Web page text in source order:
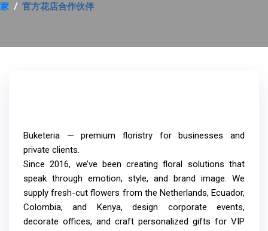
家 官方花店合作伙伴
Buketeria — premium floristry for businesses and
private clients.
Since 2016, we’ve been creating floral solutions that
speak through emotion, style, and brand image. We
supply fresh-cut flowers from the Netherlands, Ecuador,
Colombia, and Kenya, design corporate events,
decorate offices, and craft personalized gifts for VIP